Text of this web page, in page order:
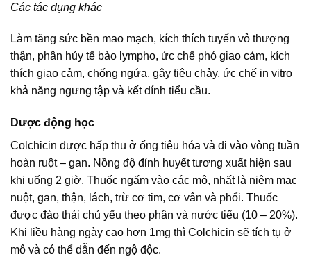
Các tác dụng khác
Làm tăng sức bền mao mạch, kích thích tuyến vỏ thượng
thận, phân hủy tế bào lympho, ức chế phó giao cảm, kích
thích giao cảm, chống ngứa, gây tiêu chảy, ức chế in vitro
khả năng ngưng tập và kết dính tiểu cầu.
Dược động học
Colchicin được hấp thu ở ống tiêu hóa và đi vào vòng tuần
hoàn ruột – gan. Nồng độ đỉnh huyết tương xuất hiện sau
khi uống 2 giờ. Thuốc ngấm vào các mô, nhất là niêm mạc
nuột, gan, thận, lách, trừ cơ tim, cơ vân và phổi. Thuốc
được đào thải chủ yếu theo phân và nước tiểu (10 – 20%).
Khi liều hàng ngày cao hơn 1mg thì Colchicin sẽ tích tụ ở
mô và có thể dẫn đến ngộ độc.